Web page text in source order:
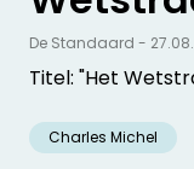
Titel: "Het
Charles Michel
De Standaard -